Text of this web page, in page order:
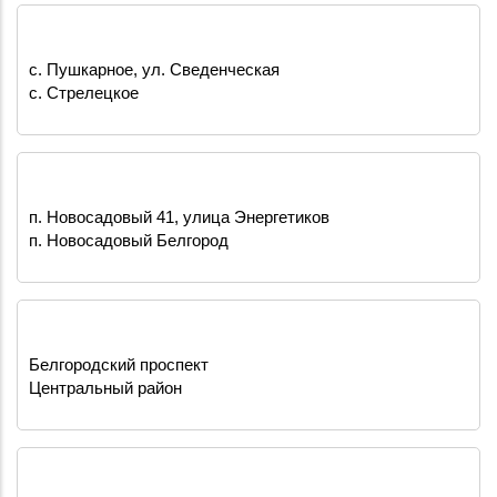
с. Пушкарное, ул. Сведенческая
с. Стрелецкое
п. Новосадовый 41, улица Энергетиков
п. Новосадовый Белгород
Белгородский проспект
Центральный район